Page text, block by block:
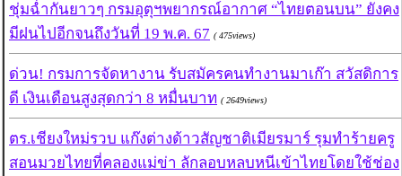
ชุ่มฉ่ำกันยาวๆ กรมอุตุฯพยากรณ์อากาศ “ไทยตอนบน” ยังคง
มีฝนไปอีกจนถึงวันที่ 19 พ.ค. 67 ( 475views)
ด่วน! กรมการจัดหางาน รับสมัครคนทำงานมาเก๊า สวัสดิการ
ดี เงินเดือนสูงสุดกว่า 8 หมื่นบาท ( 2649views)
ตร.เชียงใหม่รวบ แก๊งต่างด้าวสัญชาติเมียรมาร์ รุมทำร้ายครู
สอนมวยไทยที่คลองแม่ข่า ลักลอบหลบหนีเข้าไทยโดยใช้ช่อง